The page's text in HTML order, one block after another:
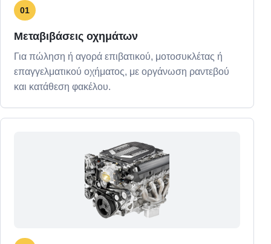
01
Μεταβιβάσεις οχημάτων
Για πώληση ή αγορά επιβατικού, μοτοσυκλέτας ή
επαγγελματικού οχήματος, με οργάνωση ραντεβού
και κατάθεση φακέλου.